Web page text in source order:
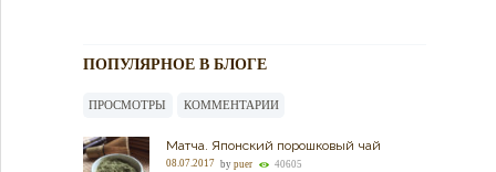
ПОПУЛЯРНОЕ В БЛОГЕ
ПРОСМОТРЫ КОММЕНТАРИИ
Матча. Японский порошковый чай
08.07.2017 by puer 40605